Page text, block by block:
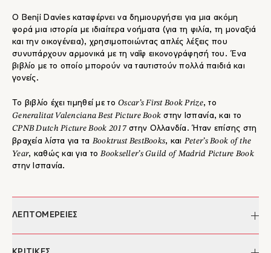
Ο Benji Davies καταφέρνει να δημιουργήσει για μια ακόμη
φορά μια ιστορία με ιδιαίτερα νοήματα (για τη φιλία, τη μοναξιά
και την οικογένεια), χρησιμοποιώντας απλές λέξεις που
συνυπάρχουν αρμονικά με τη ναΐφ εικονογράφησή του. Ένα
βιβλίο με το οποίο μπορούν να ταυτιστούν πολλά παιδιά και
γονείς.
Το βιβλίο έχει τιμηθεί με τοOscar’s First Book Prize, το
Generalitat Valenciana Best Picture Book στην Ισπανία, και το
CPNB Dutch Picture Book 2017στην Ολλανδία. Ήταν επίσης στη
βραχεία λίστα για τα Booktrust BestBooks, και Peter’s Book of the
Year, καθώς και για τοBookseller’s Guild of Madrid Picture Book
στην Ισπανία.
ΛΕΠΤΟΜΕΡΕΙΕΣ